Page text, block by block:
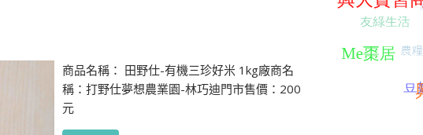
商品名稱： 田野仕-有機三珍好米 1kg廠商名
稱：打野仕夢想農業園-林巧迪門市售價：200
元